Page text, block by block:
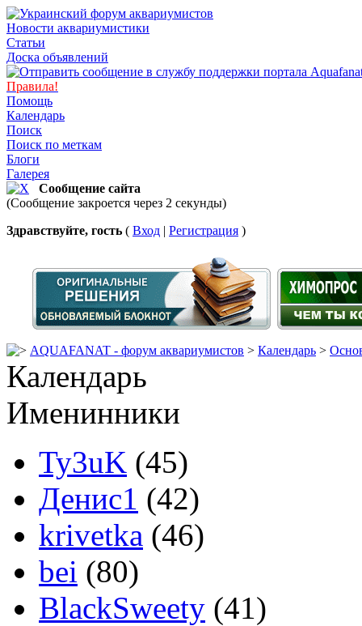
Новости аквариумистики
Статьи
Доска объявлений
Правила!
Помощь
Календарь
Поиск
Поиск по меткам
Блоги
Галерея
Сообщение сайта
(Сообщение закроется через 2 секунды)
Здравствуйте, гость ( Вход | Регистрация )
AQUAFANAT - форум аквариумистов > Календарь >
Календарь
Именинники
Ty3uK (45)
Денис1 (42)
krivetka (46)
bei (80)
BlackSweety (41)